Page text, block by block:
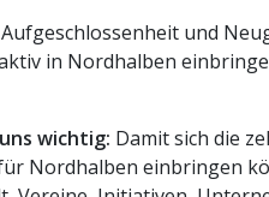
Aufgeschlossenheit und
in Nordhalben
wichtig: Damit sich die
Nordhalben einbringen